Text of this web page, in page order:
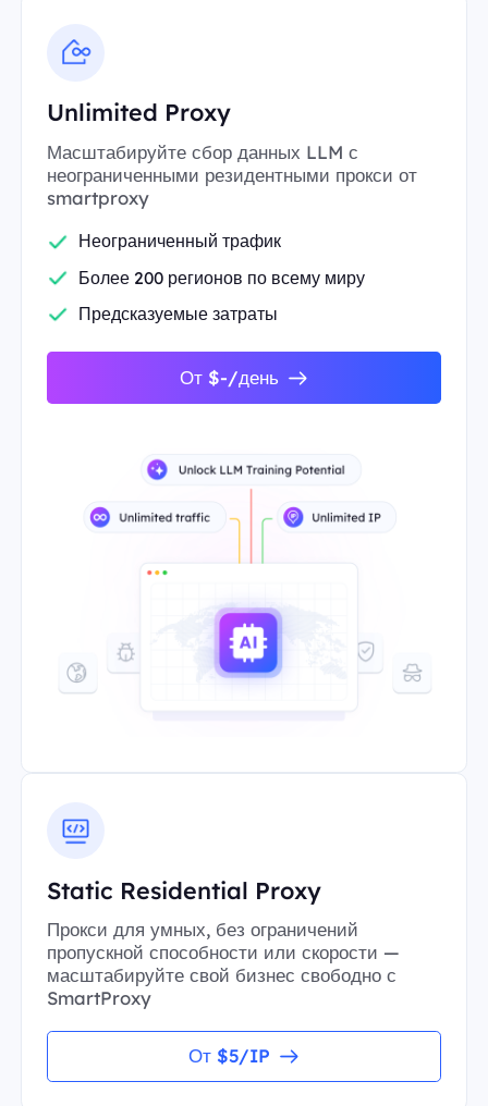
Unlimited Proxy
Масштабируйте сбор данных LLM с
неограниченными резидентными прокси от
smartproxy
Неограниченный трафик
Более 200 регионов по всему миру
Предсказуемые затраты
От $-/день
Static Residential Proxy
Прокси для умных, без ограничений
пропускной способности или скорости —
масштабируйте свой бизнес свободно с
SmartProxy
От $5/IP